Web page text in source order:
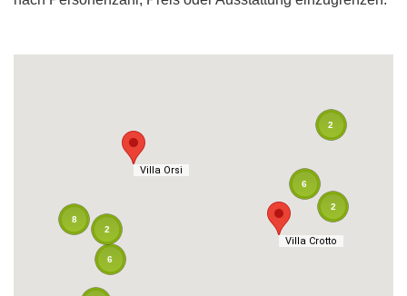
Villa Orsi
Villa Crotto
2
6
2
8
6
Villa Orsi
Villa Crotto
2